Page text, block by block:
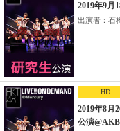
2019年9月
出演者：石
HD
2019年8月
公演